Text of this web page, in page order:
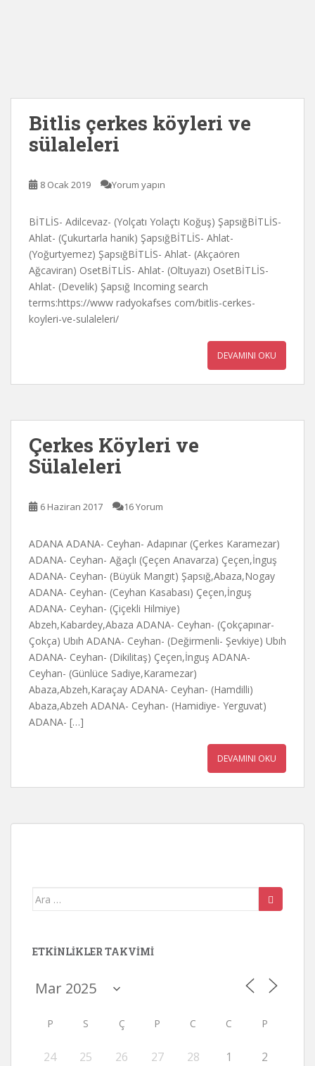
Bitlis çerkes köyleri ve
sülaleleri
8 Ocak 2019 Yorum yapın
BİTLİS- Adilcevaz- (Yolçatı Yolaçtı Koğuş) ŞapsığBİTLİS-
Ahlat- (Çukurtarla hanik) ŞapsığBİTLİS- Ahlat-
(Yoğurtyemez) ŞapsığBİTLİS- Ahlat- (Akçaören
Ağcaviran) OsetBİTLİS- Ahlat- (Oltuyazı) OsetBİTLİS-
Ahlat- (Develik) Şapsığ Incoming search
terms:https://www radyokafses com/bitlis-cerkes-
koyleri-ve-sulaleleri/
DEVAMINI OKU
Çerkes Köyleri ve
Sülaleleri
6 Haziran 2017 16 Yorum
ADANA ADANA- Ceyhan- Adapınar (Çerkes Karamezar)
ADANA- Ceyhan- Ağaçlı (Çeçen Anavarza) Çeçen,İnguş
ADANA- Ceyhan- (Büyük Mangıt) Şapsığ,Abaza,Nogay
ADANA- Ceyhan- (Ceyhan Kasabası) Çeçen,İnguş
ADANA- Ceyhan- (Çiçekli Hilmiye)
Abzeh,Kabardey,Abaza ADANA- Ceyhan- (Çokçapınar-
Çokça) Ubıh ADANA- Ceyhan- (Değirmenli- Şevkiye) Ubıh
ADANA- Ceyhan- (Dikilitaş) Çeçen,İnguş ADANA-
Ceyhan- (Günlüce Sadiye,Karamezar)
Abaza,Abzeh,Karaçay ADANA- Ceyhan- (Hamdilli)
Abaza,Abzeh ADANA- Ceyhan- (Hamidiye- Yerguvat)
ADANA- […]
DEVAMINI OKU
Arama
ETKINLIKLER TAKVIMI
P S Ç P C C P
24 25 26 27 28 1 2